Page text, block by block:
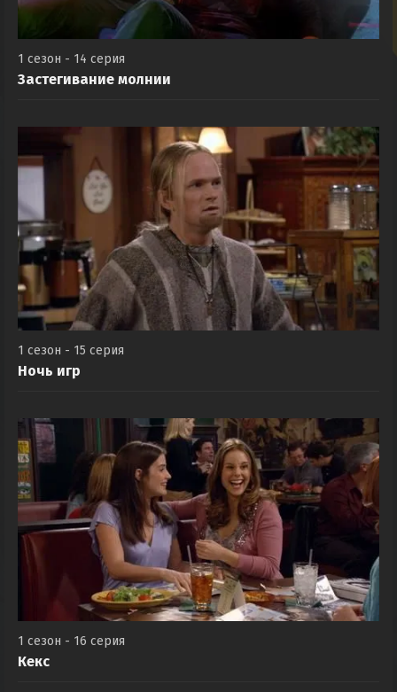
1 сезон - 14 серия
Застегивание молнии
1 сезон - 15 серия
Ночь игр
1 сезон - 16 серия
Кекс